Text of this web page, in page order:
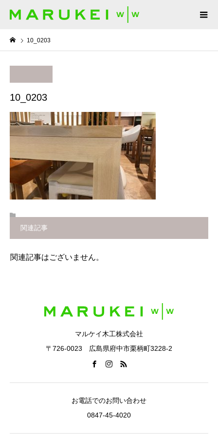
10_0203
10_0203
関連記事
関連記事はございません。
マルケイ木工株式会社
〒726-0023 広島県府中市栗柄町3228-2
お電話でのお問い合わせ
0847-45-4020